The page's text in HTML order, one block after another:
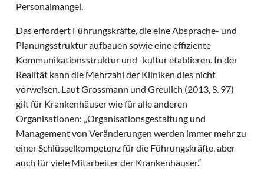
Personalmangel.
Das erfordert Führungskräfte, die eine Absprache- und
Planungsstruktur aufbauen sowie eine effiziente
Kommunikationsstruktur und -kultur etablieren. In der
Realität kann die Mehrzahl der Kliniken dies nicht
vorweisen. Laut Grossmann und Greulich (2013, S. 97)
gilt für Krankenhäuser wie für alle anderen
Organisationen: „Organisationsgestaltung und
Management von Veränderungen werden immer mehr zu
einer Schlüsselkompetenz für die Führungskräfte, aber
auch für viele Mitarbeiter der Krankenhäuser.“